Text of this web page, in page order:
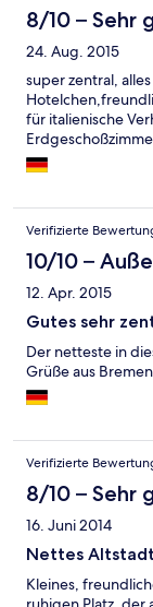
8/10 – Sehr
24. Aug. 2015
super zentral,
für italienische
Verifizierte
10/10 –
12. Apr. 2015
Gutes sehr
Der netteste in
Grüße aus Bremen
Verifizierte
8/10 – Sehr
16. Juni 2014
Nettes
Kleines,